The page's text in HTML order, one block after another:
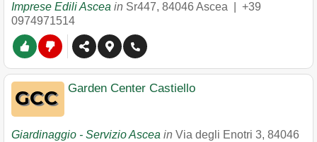
Imprese Edili Ascea in Sr447, 84046 Ascea
+39
0974971514
Garden Center Castiello
Giardinaggio - Servizio Ascea in Via degli Enotri 3, 84046